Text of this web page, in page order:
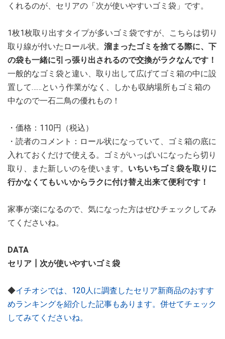
くれるのが、セリアの「次が使いやすいゴミ袋」です。
1枚1枚取り出すタイプが多いゴミ袋ですが、こちらは切り
取り線が付いたロール状。 溜まったゴミを捨てる際に、下
の袋も一緒に引っ張り出されるので交換がラクなんです！
一般的なゴミ袋と違い、取り出して広げてゴミ箱の中に設
置して……という作業がなく、しかも収納場所もゴミ箱の
中なので一石二鳥の優れもの！
・価格：110円（税込）
・読者のコメント：ロール状になっていて、ゴミ箱の底に
入れておくだけで使える。ゴミがいっぱいになったら切り
取り、また新しいのを使います。 いちいちゴミ袋を取りに
行かなくてもいいからラクに付け替え出来て便利です！
家事が楽になるので、気になった方はぜひチェックしてみ
てくださいね。
DATA
セリア┃次が使いやすいゴミ袋
◆イチオシでは、120人に調査したセリア新商品のおすす
めランキングを紹介した記事もあります。併せてチェック
してみてくださいね。